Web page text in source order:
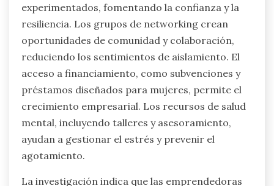
¿Qué sistemas de apoyo específicos
son beneficiosos para las
emprendedoras?
Los sistemas de apoyo que benefician a las
emprendedoras incluyen programas de
mentoría, grupos de networking, acceso a
financiamiento y recursos de salud mental. Estos
sistemas abordan la ansiedad, el agotamiento y